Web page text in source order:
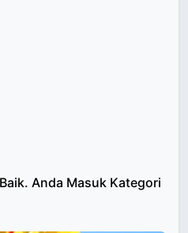
Anda Masuk Kategori